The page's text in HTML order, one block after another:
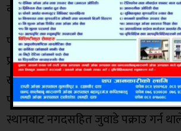
कार्यालय दाङले जनाएको छ ।
पक्राउ परेका उनिहरुमाथि थप
प्रहरी कार्यालयका प्रवक्ता प्रहरी
खड्काले बताउनुभयो । कोरोना
पछिल्लो समय सक्रिय भएका छन् ।
स्थानबाट नगदसहित जुवाडे पक्राउ गर्न